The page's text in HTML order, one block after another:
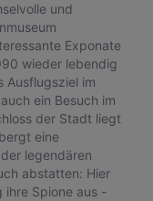
und
Exponate
wieder lebendig
Ausflugsziel im
ein Besuch im
der Stadt liegt
eine
legendären
abstatten: Hier
ihre Spione aus -